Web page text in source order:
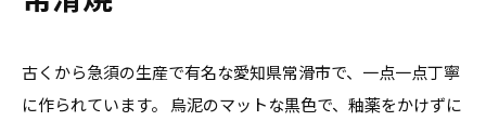
古くから急須の生産で有名な愛知県常滑市で、一点一点丁寧
に作られています。 烏泥のマットな黒色で、釉薬をかけずに